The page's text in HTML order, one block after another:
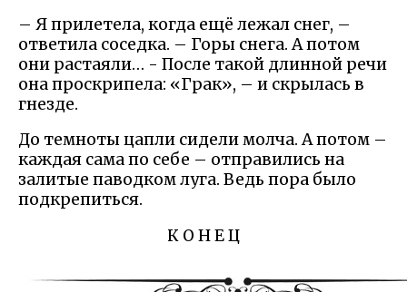
– Я прилетела, когда ещё лежал снег, –
ответила соседка. – Горы снега. А потом
они растаяли… - После такой длинной речи
она проскрипела: «Грак», – и скрылась в
гнезде.
До темноты цапли сидели молча. А потом –
каждая сама по себе – отправились на
залитые паводком луга. Ведь пора было
подкрепиться.
К О Н Е Ц